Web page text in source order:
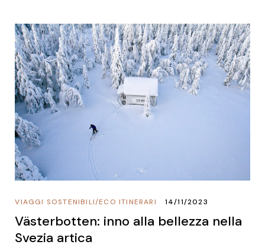
ECO ITINERARI
/
VIAGGI SOSTENIBILI 14/11/2023
Västerbotten: inno alla bellezza nella
Svezia artica